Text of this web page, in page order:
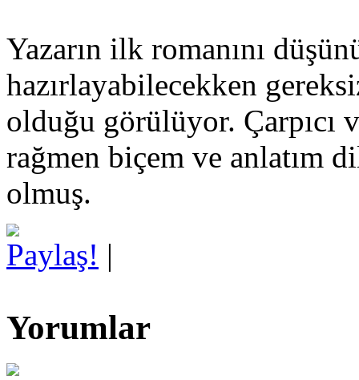
Yazarın ilk romanını
hazırlayabilecekken
olduğu görülüyor. Çarpıcı
rağmen biçem ve anlatım
olmuş.
Paylaş! |
Yorumlar